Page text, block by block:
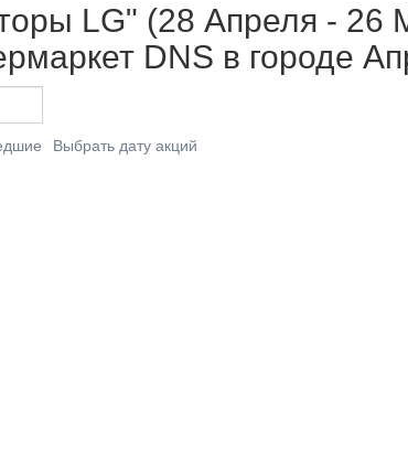
LG" (28 Апреля - 26
DNS в городе
Выбрать дату акций